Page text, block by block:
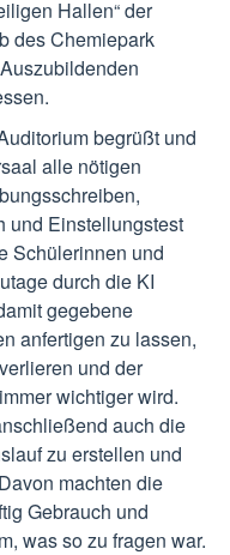
Hallen“ der
des Chemiepark
begrüßt und
alle nötigen
und Einstellungstest
Schülerinnen und
durch die KI
gegebene
anfertigen zu lassen,
und der
wichtiger wird.
auch die
zu erstellen und
machten die
Gebrauch und
was so zu fragen war.